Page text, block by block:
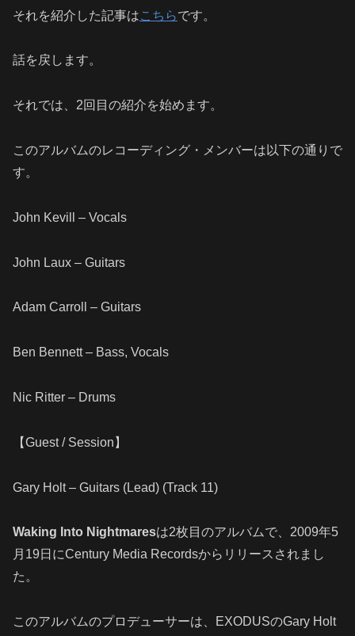
それを紹介した記事はこちらです。
話を戻します。
それでは、2回目の紹介を始めます。
このアルバムのレコーディング・メンバーは以下の通りで
す。
John Kevill – Vocals
John Laux – Guitars
Adam Carroll – Guitars
Ben Bennett – Bass, Vocals
Nic Ritter – Drums
【Guest / Session】
Gary Holt – Guitars (Lead) (Track 11)
Waking Into Nightmaresは2枚目のアルバムで、2009年5
月19日にCentury Media Recordsからリリースされまし
た。
このアルバムのプロデューサーは、EXODUSのGary Holt